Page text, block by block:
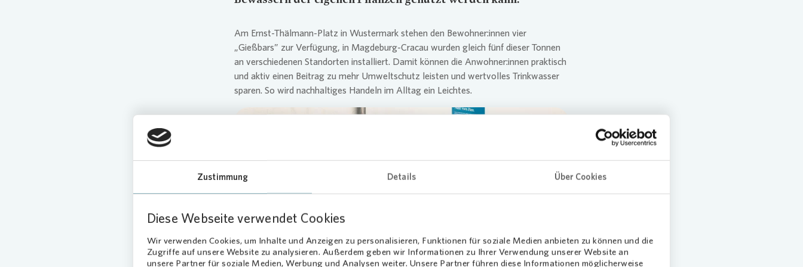
Zustimmung Details Über Cookies
Diese Webseite verwendet Cookies
Wir verwenden Cookies, um Inhalte und Anzeigen zu personalisieren, Funktionen für soziale Medien anbieten zu können und die
Zugriffe auf unsere Website zu analysieren. Außerdem geben wir Informationen zu Ihrer Verwendung unserer Website an
unsere Partner für soziale Medien, Werbung und Analysen weiter. Unsere Partner führen diese Informationen möglicherweise
Am Ernst-Thälmann-Platz in Wustermark stehen den Bewohner:innen vier
„Gießbars” zur Verfügung, in Magdeburg-Cracau wurden gleich fünf dieser Tonnen
an verschiedenen Standorten installiert. Damit können die Anwohner:innen praktisch
und aktiv einen Beitrag zu mehr Umweltschutz leisten und wertvolles Trinkwasser
sparen. So wird nachhaltiges Handeln im Alltag ein Leichtes.